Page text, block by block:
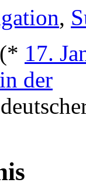
,
(* 17.
der